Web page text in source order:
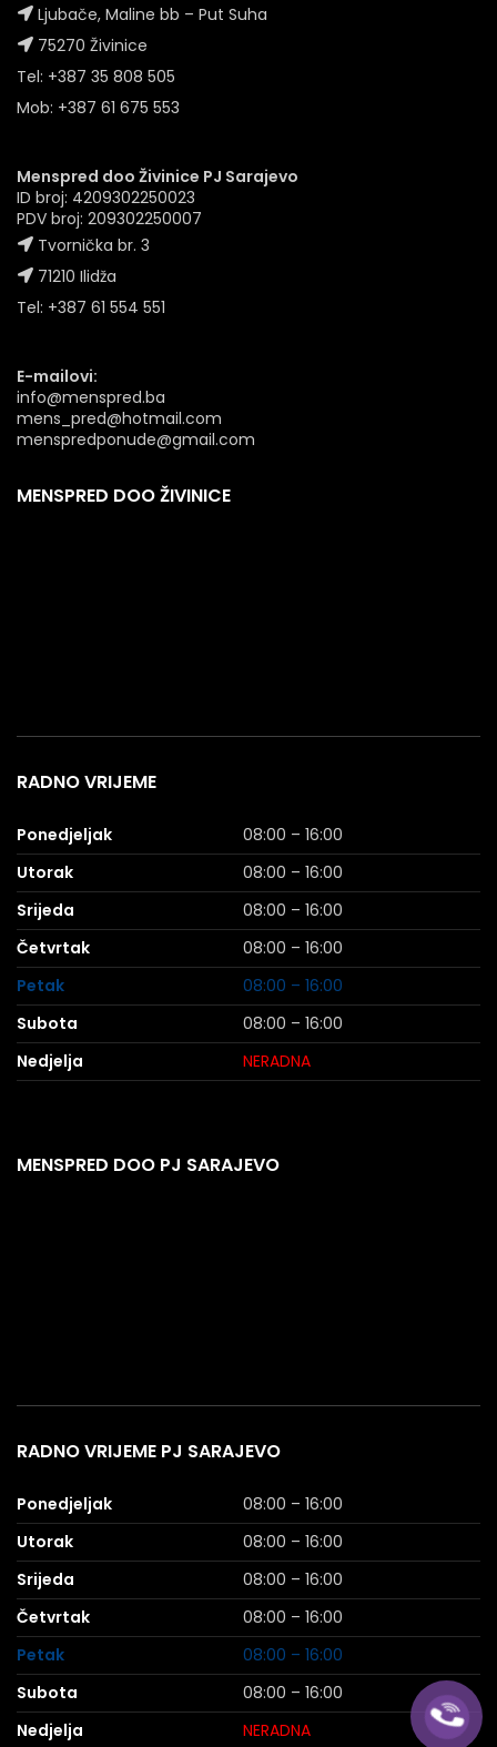
Ljubače, Maline bb – Put Suha
75270 Živinice
Tel: +387 35 808 505
Mob: +387 61 675 553
Menspred doo Živinice PJ Sarajevo
ID broj: 4209302250023
PDV broj: 209302250007
Tvornička br. 3
71210 Ilidža
Tel: +387 61 554 551
E-mailovi:
info@menspred.ba
mens_pred@hotmail.com
menspredponude@gmail.com
MENSPRED DOO ŽIVINICE
RADNO VRIJEME
Ponedjeljak
08:00 – 16:00
Utorak
08:00 – 16:00
Srijeda
08:00 – 16:00
Četvrtak
08:00 – 16:00
Petak
08:00 – 16:00
Subota
08:00 – 16:00
Nedjelja
NERADNA
MENSPRED DOO PJ SARAJEVO
RADNO VRIJEME PJ SARAJEVO
Ponedjeljak
08:00 – 16:00
Utorak
08:00 – 16:00
Srijeda
08:00 – 16:00
Četvrtak
08:00 – 16:00
Petak
08:00 – 16:00
Subota
08:00 – 16:00
Nedjelja
NERADNA